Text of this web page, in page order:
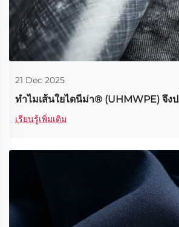
21 Dec 2025
ทำไมเส้นใยไดนีม่า® (UHMWPE) จึง
เรียนรู้เพิ่มเติม